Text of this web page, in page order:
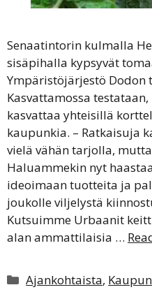
Senaatintorin kulmalla
sisäpihalla kypsyvät
Ympäristöjärjestö Dodon
Kasvattamossa
kasvattaa yhteisillä
kaupunkia. – Ratkaisuja
vielä vähän tarjolla,
Haluammekin nyt
ideoimaan tuotteita ja
joukolle viljelystä
Kutsuimme Urbaanit
alan ammattilaisia …
Kategoriat
Ajankohtaista,